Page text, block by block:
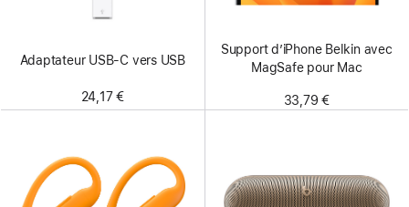
Adaptateur USB-C vers USB
24,17 €
Support d’iPhone Belkin avec
MagSafe pour Mac
33,79 €